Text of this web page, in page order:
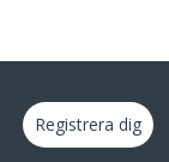
Registrera dig